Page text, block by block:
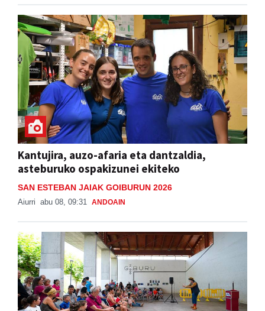
Kantujira, auzo-afaria eta dantzaldia,
asteburuko ospakizunei ekiteko
SAN ESTEBAN JAIAK GOIBURUN 2026
Aiurri abu 08, 09:31 ANDOAIN